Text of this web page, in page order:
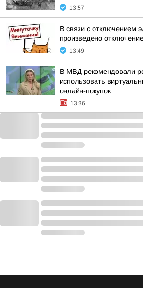
13:57
В связи с отключением
произведено
13:49
В МВД рекомендовали
использовать
онлайн-покупок
13:36